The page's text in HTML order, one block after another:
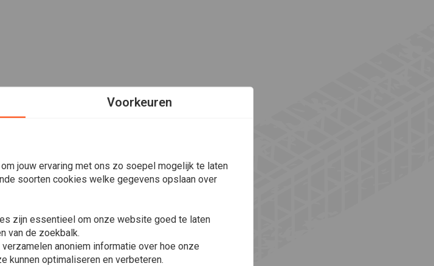
Voorkeuren
jouw ervaring met ons zo soepel mogelijk te laten
soorten cookies welke gegevens opslaan over
zijn essentieel om onze website goed te laten
van de zoekbalk.
anoniem informatie over hoe onze
kunnen optimaliseren en verbeteren.